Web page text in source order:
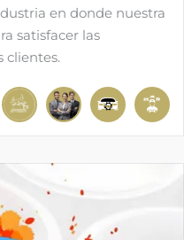
en donde nuestra
satisfacer las
clientes.